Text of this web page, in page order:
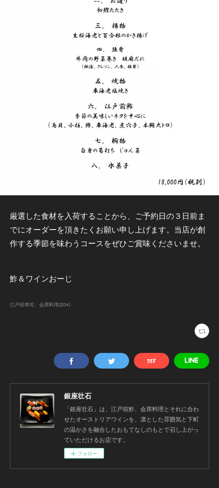
厳選した食材を入荷することから、ご予約日の３日前ま
でにオーダーを頂きたくお願い申し上げます。当店が創
作する季節を味わうコースをぜひご賞味くださいませ。
鮓＆ワインおーじ
江戸前寿司、会席料理(204)
銀座壮石
「銀座壮石」は、江戸前鮓、会席料理とそれに合わ
せたオーストリアワインを、凛とした雰囲気と下町
の温かさを融合したおもてなしのもとで召し上がっ
ていただけるお店です。
フォロー